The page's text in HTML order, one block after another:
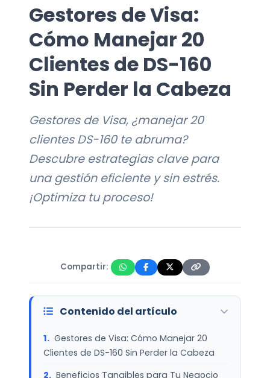
Gestores de Visa:
Cómo Manejar 20
Clientes de DS-160
Sin Perder la Cabeza
Gestores de Visa, ¿manejar 20
clientes DS-160 te abruma?
Descubre estrategias clave para
una gestión eficiente y sin estrés.
¡Optimiza tu proceso!
Compartir:
Contenido del artículo
Gestores de Visa: Cómo Manejar 20
Clientes de DS-160 Sin Perder la Cabeza
Beneficios Tangibles para Tu Negocio